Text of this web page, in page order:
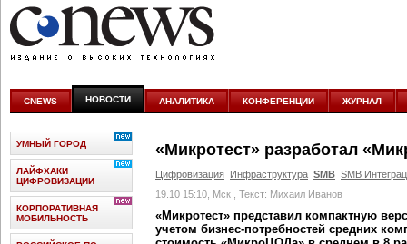
цифровизироваться со
скоростью крупных
корпораций
CNEWS НОВОСТИ АНАЛИТИКА КОНФЕРЕНЦИИ ЖУРНАЛ
«Микротест» разработал
Цифровизация Инфраструктура SMB SMB
19.10 15:10, Мск , Текст: Михаил Иванов
«Микротест» представил компактную
учетом бизнес-потребностей средних
УМНЫЙ ГОРОД
ЛАЙФХАКИ
ЦИФРОВИЗАЦИИ
КОРПОРАТИВНАЯ
МОБИЛЬНОСТЬ